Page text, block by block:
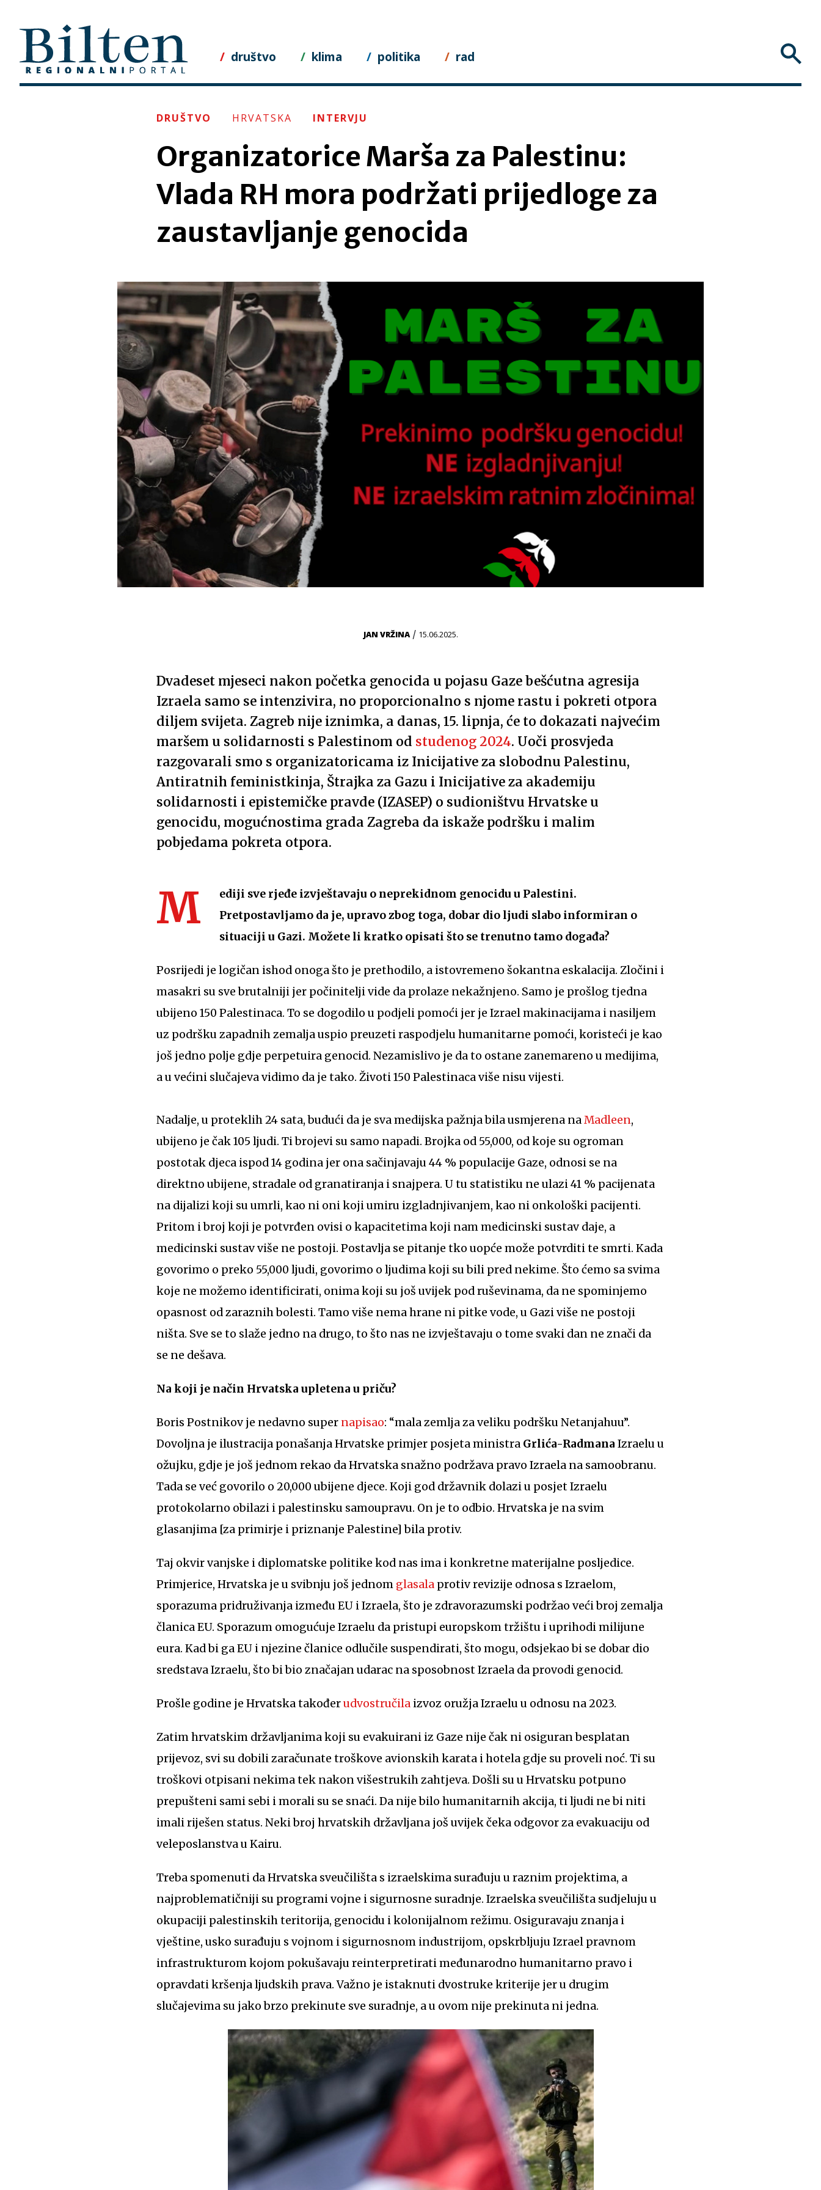
content
društvo klima politika rad
DRUŠTVO HRVATSKA INTERVJU
Organizatorice Marša za Palestinu:
Vlada RH mora podržati prijedloge za
zaustavljanje genocida
JAN VRŽINA/ 15.06.2025.
Dvadeset mjeseci nakon početka genocida u pojasu Gaze bešćutna agresija
Izraela samo se intenzivira, no proporcionalno s njome rastu i pokreti otpora
diljem svijeta. Zagreb nije iznimka, a danas, 15. lipnja, će to dokazati najvećim
maršem u solidarnosti s Palestinom od studenog 2024. Uoči prosvjeda
razgovarali smo s organizatoricama iz Inicijative za slobodnu Palestinu,
Antiratnih feministkinja, Štrajka za Gazu i Inicijative za akademiju
solidarnosti i epistemičke pravde (IZASEP) o sudioništvu Hrvatske u
genocidu, mogućnostima grada Zagreba da iskaže podršku i malim
pobjedama pokreta otpora.
M
ediji sve rjeđe izvještavaju o neprekidnom genocidu u Palestini.
Pretpostavljamo da je, upravo zbog toga, dobar dio ljudi slabo informiran o
situaciji u Gazi. Možete li kratko opisati što se trenutno tamo događa?
Posrijedi je logičan ishod onoga što je prethodilo, a istovremeno šokantna eskalacija. Zločini i
masakri su sve brutalniji jer počinitelji vide da prolaze nekažnjeno. Samo je prošlog tjedna
ubijeno 150 Palestinaca. To se dogodilo u podjeli pomoći jer je Izrael makinacijama i nasiljem
uz podršku zapadnih zemalja uspio preuzeti raspodjelu humanitarne pomoći, koristeći je kao
još jedno polje gdje perpetuira genocid. Nezamislivo je da to ostane zanemareno u medijima,
a u većini slučajeva vidimo da je tako. Životi 150 Palestinaca više nisu vijesti.
Nadalje, u proteklih 24 sata, budući da je sva medijska pažnja bila usmjerena naMadleen,
ubijeno je čak 105 ljudi. Ti brojevi su samo napadi. Brojka od 55,000, od koje su ogroman
postotak djeca ispod 14 godina jer ona sačinjavaju 44 % populacije Gaze, odnosi se na
direktno ubijene, stradale od granatiranja i snajpera. U tu statistiku ne ulazi 41 % pacijenata
na dijalizi koji su umrli, kao ni oni koji umiru izgladnjivanjem, kao ni onkološki pacijenti.
Pritom i broj koji je potvrđen ovisi o kapacitetima koji nam medicinski sustav daje, a
medicinski sustav više ne postoji. Postavlja se pitanje tko uopće može potvrditi te smrti. Kada
govorimo o preko 55,000 ljudi, govorimo o ljudima koji su bili pred nekime. Što ćemo sa svima
koje ne možemo identificirati, onima koji su još uvijek pod ruševinama, da ne spominjemo
opasnost od zaraznih bolesti. Tamo više nema hrane ni pitke vode, u Gazi više ne postoji
ništa. Sve se to slaže jedno na drugo, to što nas ne izvještavaju o tome svaki dan ne znači da
se ne dešava.
Na koji je način Hrvatska upletena u priču?
Boris Postnikov je nedavno super napisao: “mala zemlja za veliku podršku Netanjahuu”.
Dovoljna je ilustracija ponašanja Hrvatske primjer posjeta ministra Grlića-Radmana Izraelu u
ožujku, gdje je još jednom rekao da Hrvatska snažno podržava pravo Izraela na samoobranu.
Tada se već govorilo o 20,000 ubijene djece. Koji god državnik dolazi u posjet Izraelu
protokolarno obilazi i palestinsku samoupravu. On je to odbio. Hrvatska je na svim
glasanjima [za primirje i priznanje Palestine] bila protiv.
Taj okvir vanjske i diplomatske politike kod nas ima i konkretne materijalne posljedice.
Primjerice, Hrvatska je u svibnju još jednom glasala protiv revizije odnosa s Izraelom,
sporazuma pridruživanja između EU i Izraela, što je zdravorazumski podržao veći broj zemalja
članica EU. Sporazum omogućuje Izraelu da pristupi europskom tržištu i uprihodi milijune
eura. Kad bi ga EU i njezine članice odlučile suspendirati, što mogu, odsjekao bi se dobar dio
sredstava Izraelu, što bi bio značajan udarac na sposobnost Izraela da provodi genocid.
Prošle godine je Hrvatska takođerudvostručila izvoz oružja Izraelu u odnosu na 2023.
Zatim hrvatskim državljanima koji su evakuirani iz Gaze nije čak ni osiguran besplatan
prijevoz, svi su dobili zaračunate troškove avionskih karata i hotela gdje su proveli noć. Ti su
troškovi otpisani nekima tek nakon višestrukih zahtjeva. Došli su u Hrvatsku potpuno
prepušteni sami sebi i morali su se snaći. Da nije bilo humanitarnih akcija, ti ljudi ne bi niti
imali riješen status. Neki broj hrvatskih državljana još uvijek čeka odgovor za evakuaciju od
veleposlanstva u Kairu.
Treba spomenuti da Hrvatska sveučilišta s izraelskima surađuju u raznim projektima, a
najproblematičniji su programi vojne i sigurnosne suradnje. Izraelska sveučilišta sudjeluju u
okupaciji palestinskih teritorija, genocidu i kolonijalnom režimu. Osiguravaju znanja i
vještine, usko surađuju s vojnom i sigurnosnom industrijom, opskrbljuju Izrael pravnom
infrastrukturom kojom pokušavaju reinterpretirati međunarodno humanitarno pravo i
opravdati kršenja ljudskih prava. Važno je istaknuti dvostruke kriterije jer u drugim
slučajevima su jako brzo prekinute sve suradnje, a u ovom nije prekinuta ni jedna.